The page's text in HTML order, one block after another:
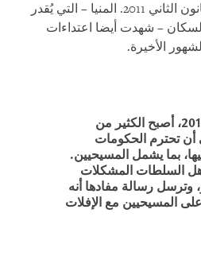
من هذا النوع منذ 25 يناير/كانون الثاني 2011. المنيا – التي يُقدر
– شهدت أيضا اعتداءات
الأخيرة.
في أعقاب انتفاضة 2011، أصبح الكثير من
أن تحترم الحكومات
بما يشمل المسيحيين.
السلطات المشكلات
وترسل رسالة مفادها أنه
المسيحيين مع الإفلات